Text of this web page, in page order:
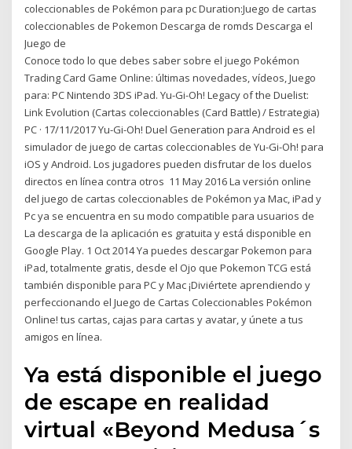
coleccionables de Pokémon para pc Duration:Juego de cartas
coleccionables de Pokemon Descarga de romds Descarga el
Juego de
Conoce todo lo que debes saber sobre el juego Pokémon
Trading Card Game Online: últimas novedades, vídeos, Juego
para: PC Nintendo 3DS iPad. Yu-Gi-Oh! Legacy of the Duelist:
Link Evolution (Cartas coleccionables (Card Battle) / Estrategia)
PC · 17/11/2017 Yu-Gi-Oh! Duel Generation para Android es el
simulador de juego de cartas coleccionables de Yu-Gi-Oh! para
iOS y Android. Los jugadores pueden disfrutar de los duelos
directos en línea contra otros 11 May 2016 La versión online
del juego de cartas coleccionables de Pokémon ya Mac, iPad y
Pc ya se encuentra en su modo compatible para usuarios de
La descarga de la aplicación es gratuita y está disponible en
Google Play. 1 Oct 2014 Ya puedes descargar Pokemon para
iPad, totalmente gratis, desde el Ojo que Pokemon TCG está
también disponible para PC y Mac ¡Diviértete aprendiendo y
perfeccionando el Juego de Cartas Coleccionables Pokémon
Online! tus cartas, cajas para cartas y avatar, y únete a tus
amigos en línea.
Ya está disponible el juego
de escape en realidad
virtual «Beyond Medusa´s